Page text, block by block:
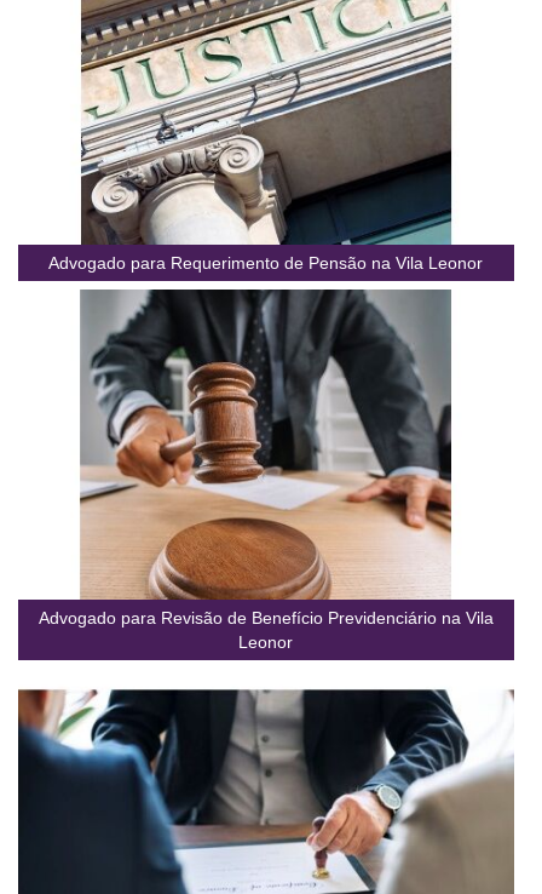
Advogado para Requerimento de Pensão na Vila Leonor
Advogado para Revisão de Benefício Previdenciário na Vila
Leonor